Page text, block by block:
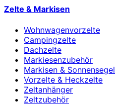
Zelte & Markisen
Wohnwagenvorzelte
Campingzelte
Dachzelte
Markiesenzubehör
Markisen & Sonnensegel
Vorzelte & Heckzelte
Zeltanhänger
Zeltzubehör